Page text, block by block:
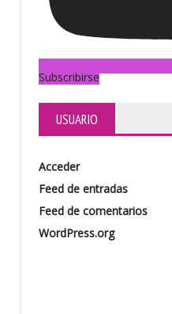
Subscribirse
USUARIO
Acceder
Feed de entradas
Feed de comentarios
WordPress.org